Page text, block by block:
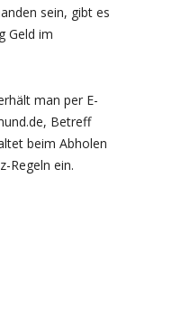
sein, gibt es
Geld im
man per E-
Betreff
beim Abholen
Regeln ein.